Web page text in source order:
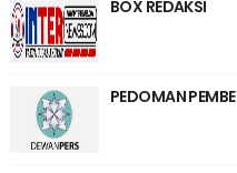
BOX REDAKSI
PEDOMAN